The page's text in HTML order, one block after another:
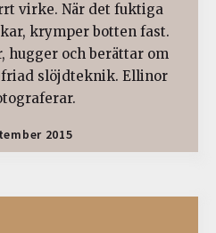
virke. När det fuktiga
krymper botten fast.
hugger och berättar om
slöjdteknik. Ellinor
2015